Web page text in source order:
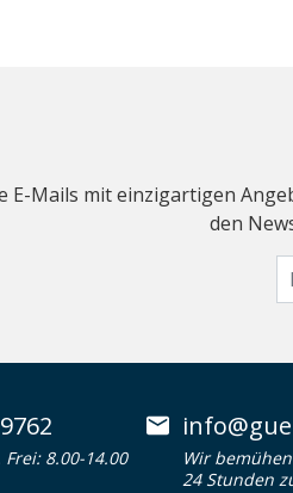
E-Mails mit einzigartigen
den
8.00-14.00
Wir
24 Stunden